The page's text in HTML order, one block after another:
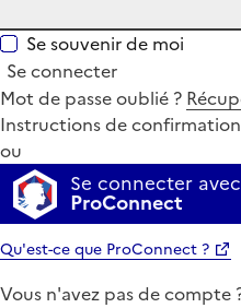
Se souvenir de moi
Se connecter
Mot de passe oublié ?
Instructions de
ou
Se connecter avec
ProConnect
Qu'est-ce que ProConnect ?
Vous n'avez pas de compte